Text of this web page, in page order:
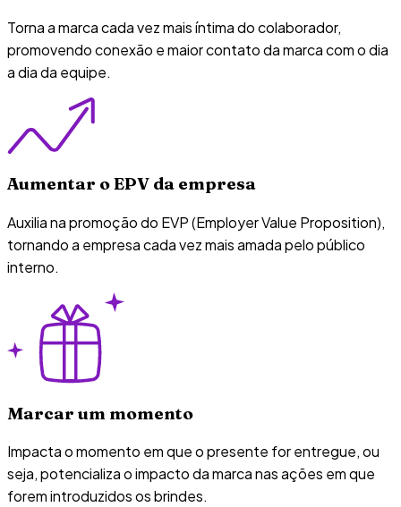
Torna a marca cada vez mais íntima do colaborador,
promovendo conexão e maior contato da marca com o dia
a dia da equipe.
Aumentar o EPV da empresa
Auxilia na promoção do EVP (Employer Value Proposition),
tornando a empresa cada vez mais amada pelo público
interno.
Marcar um momento
Impacta o momento em que o presente for entregue, ou
seja, potencializa o impacto da marca nas ações em que
forem introduzidos os brindes.